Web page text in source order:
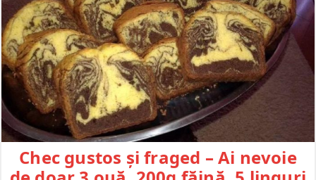
Chec gustos și fraged – Ai nevoie